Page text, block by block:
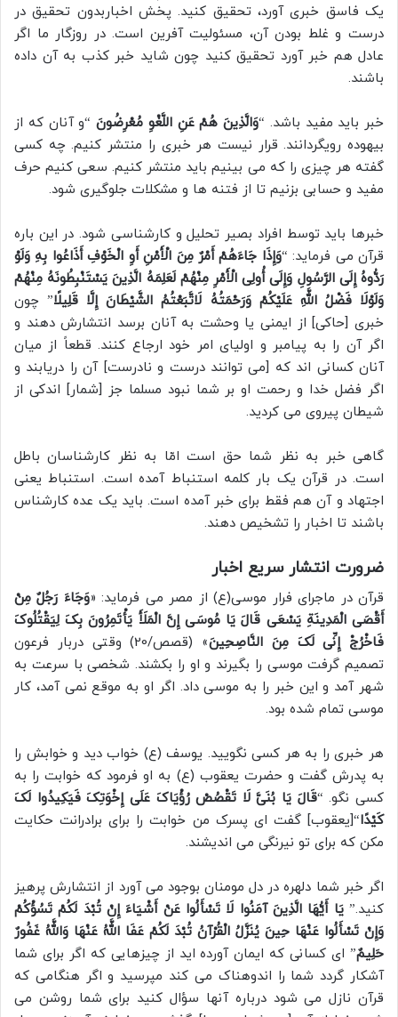
یک فاسق خبری آورد، تحقیق کنید. پخش اخباربدون تحقیق در
درست و غلط بودن آن، مسئولیت آفرین است. در روزگار ما اگر
عادل هم خبر آورد تحقیق کنید چون شاید خبر کذب به آن داده
باشند.
خبر باید مفید باشد. “وَالَّذِینَ هُمْ عَنِ اللَّغْوِ مُعْرِضُونَ “و آنان که از
بیهوده رویگردانند. قرار نیست هر خبری را منتشر کنیم. چه کسی
گفته هر چیزی را که می بینیم باید منتشر کنیم. سعی کنیم حرف
مفید و حسابی بزنیم تا از فتنه ها و مشکلات جلوگیری شود.
خبرها باید توسط افراد بصیر تحلیل و کارشناسی شود. در این باره
قرآن می فرماید: “وَإِذَا جَاءَهُمْ أَمْرٌ مِنَ الْأَمْنِ أَوِ الْخَوْفِ أَذَاعُوا بِهِ وَلَوْ
رَدُّوهُ إِلَی الرَّسُولِ وَإِلَی أُولِی الْأَمْرِ مِنْهُمْ لَعَلِمَهُ الَّذِینَ یَسْتَنْبِطُونَهُ مِنْهُمْ
وَلَوْلَا فَضْلُ اللَّهِ عَلَیْکُمْ وَرَحْمَتُهُ لَاتَّبَعْتُمُ الشَّیْطَانَ إِلَّا قَلِیلًا” چون
خبری [حاکی] از ایمنی یا وحشت به آنان برسد انتشارش دهند و
اگر آن را به پیامبر و اولیای امر خود ارجاع کنند. قطعاً از میان
آنان کسانی اند که [می توانند درست و نادرست] آن را دریابند و
اگر فضل خدا و رحمت او بر شما نبود مسلما جز [شمار] اندکی از
شیطان پیروی می کردید.
گاهی خبر به نظر شما حق است امّا به نظر کارشناسان باطل
است. در قرآن یک بار کلمه استنباط آمده است. استنباط یعنی
اجتهاد و آن هم فقط برای خبر آمده است. باید یک عده کارشناس
باشند تا اخبار را تشخیص دهند.
ضرورت انتشار سریع اخبار
قرآن در ماجرای فرار موسی(ع) از مصر می فرماید: «وَجَاءَ رَجُلٌ مِنْ
أَقْصَی الْمَدِینَةِ یَسْعَی قَالَ یَا مُوسَی إِنَّ الْمَلَأَ یَأْتَمِرُونَ بِکَ لِیَقْتُلُوکَ
فَاخْرُجْ إِنِّی لَکَ مِنَ النَّاصِحِینَ
» (قصص/20) وقتی دربار فرعون
تصمیم گرفت موسی را بگیرند و او را بکشند. شخصی با سرعت به
شهر آمد و این خبر را به موسی داد. اگر او به موقع نمی آمد، کار
موسی تمام شده بود.
هر خبری را به هر کسی نگویید. یوسف (ع) خواب دید و خوابش را
به پدرش گفت و حضرت یعقوب (ع) به او فرمود که خوابت را به
کسی نگو. “قَالَ یَا بُنَیَّ لَا تَقْصُصْ رُؤْیَاکَ عَلَی إِخْوَتِکَ فَیَکِیدُوا لَکَ
کَیْدًا“[یعقوب] گفت ای پسرک من خوابت را برای برادرانت حکایت
مکن که برای تو نیرنگی می اندیشند.
اگر خبر شما دلهره در دل مومنان بوجود می آورد از انتشارش پرهیز
کنید.”یَا أَیُّهَا الَّذِینَ آمَنُوا لَا تَسْأَلُوا عَنْ أَشْیَاءَ إِنْ تُبْدَ لَکُمْ تَسُؤْکُمْ
وَإِنْ تَسْأَلُوا عَنْهَا حِینَ یُنَزَّلُ الْقُرْآنُ تُبْدَ لَکُمْ عَفَا اللَّهُ عَنْهَا وَاللَّهُ غَفُورٌ
حَلِیمٌ” ای کسانی که ایمان آورده اید از چیزهایی که اگر برای شما
آشکار گردد شما را اندوهناک می کند مپرسید و اگر هنگامی که
قرآن نازل می شود درباره آنها سؤال کنید برای شما روشن می